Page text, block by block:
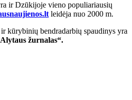
ir Dzūkijoje vieno populiariausių
leidėja nuo 2000 m.
kūrybinių bendradarbių spaudinys yra
žurnalas“.